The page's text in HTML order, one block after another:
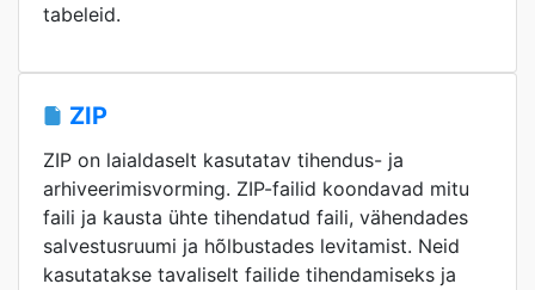
tabeleid.
ZIP
ZIP on laialdaselt kasutatav tihendus- ja
arhiveerimisvorming. ZIP-failid koondavad mitu
faili ja kausta ühte tihendatud faili, vähendades
salvestusruumi ja hõlbustades levitamist. Neid
kasutatakse tavaliselt failide tihendamiseks ja